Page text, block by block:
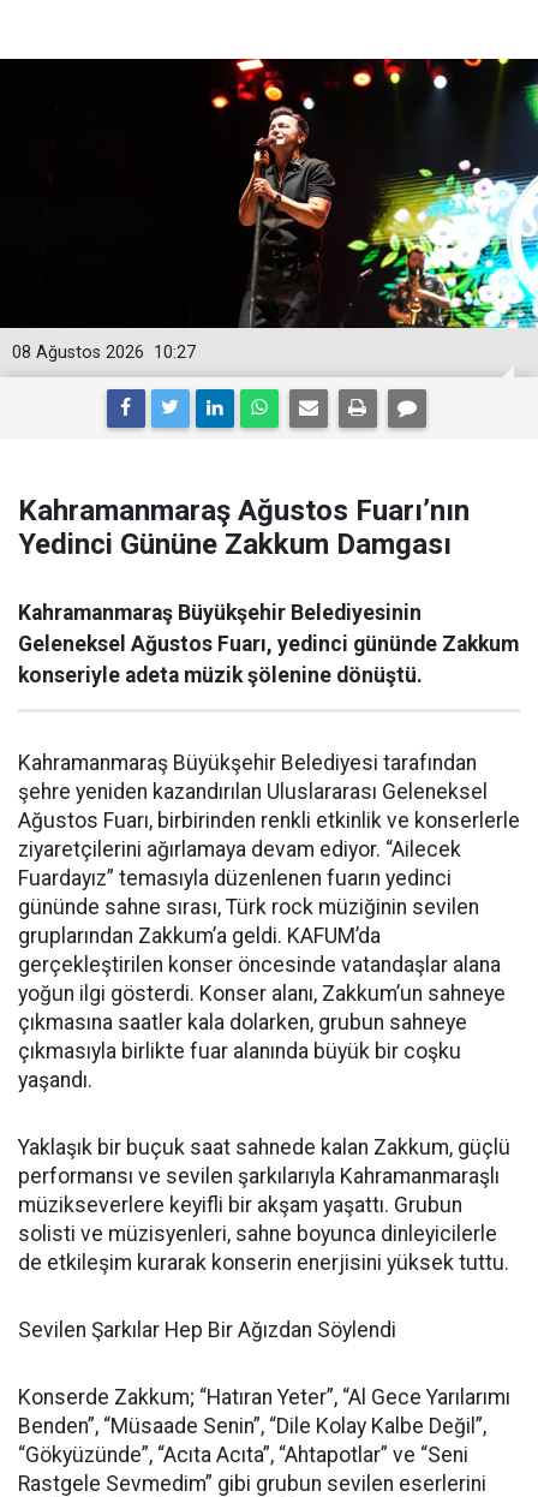
10:27
08 Ağustos 2026
Kahramanmaraş Ağustos Fuarı’nın
Yedinci Gününe Zakkum Damgası
Kahramanmaraş Büyükşehir Belediyesinin
Geleneksel Ağustos Fuarı, yedinci gününde Zakkum
konseriyle adeta müzik şölenine dönüştü.
Kahramanmaraş Büyükşehir Belediyesi tarafından
şehre yeniden kazandırılan Uluslararası Geleneksel
Ağustos Fuarı, birbirinden renkli etkinlik ve konserlerle
ziyaretçilerini ağırlamaya devam ediyor. “Ailecek
Fuardayız” temasıyla düzenlenen fuarın yedinci
gününde sahne sırası, Türk rock müziğinin sevilen
gruplarından Zakkum’a geldi. KAFUM’da
gerçekleştirilen konser öncesinde vatandaşlar alana
yoğun ilgi gösterdi. Konser alanı, Zakkum’un sahneye
çıkmasına saatler kala dolarken, grubun sahneye
çıkmasıyla birlikte fuar alanında büyük bir coşku
yaşandı.
Yaklaşık bir buçuk saat sahnede kalan Zakkum, güçlü
performansı ve sevilen şarkılarıyla Kahramanmaraşlı
müzikseverlere keyifli bir akşam yaşattı. Grubun
solisti ve müzisyenleri, sahne boyunca dinleyicilerle
de etkileşim kurarak konserin enerjisini yüksek tuttu.
Sevilen Şarkılar Hep Bir Ağızdan Söylendi
Konserde Zakkum; “Hatıran Yeter”, “Al Gece Yarılarımı
Benden”, “Müsaade Senin”, “Dile Kolay Kalbe Değil”,
“Gökyüzünde”, “Acıta Acıta”, “Ahtapotlar” ve “Seni
Rastgele Sevmedim” gibi grubun sevilen eserlerini